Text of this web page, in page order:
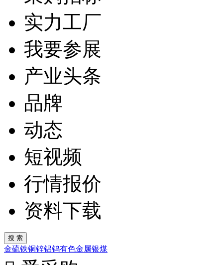
实力工厂
我要参展
产业头条
品牌
动态
短视频
行情报价
资料下载
金硫铁铜锌铝钨有色金属银煤